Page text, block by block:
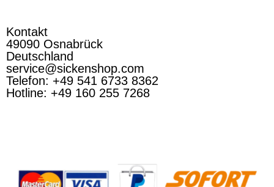
Kontakt
49090 Osnabrück
Deutschland
service@sickenshop.com
Telefon: +49 541 6733 8362
Hotline: +49 160 255 7268